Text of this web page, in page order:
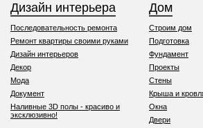
Дизайн интерьера
Последовательность ремонта
Ремонт квартиры своими руками
Дизайн интерьеров
Декор
Мода
Документ
Наливные 3D полы - красиво и
эксклюзивно!
Дом
Строим дом
Подготовка
Фундамент
Проекты
Стены
Крыша и
Окна
Двери